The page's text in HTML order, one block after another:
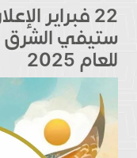
22 فبراير
ستيفي الشرق
للعام 2025